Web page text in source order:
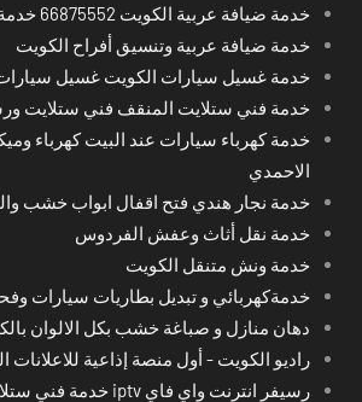
خدمة ضيافة عربية الكويت 66875552 خدمة فورية
خدمة ضيافة عربية وتنسيق أفراح الكويت
خدمة غسيل سيارات الكويت غسيل سيارات
خدمة فني ستلايت المنقف فني ستلايت
خدمة كهرباء سيارات عند البيت كهرباء
الاحمدي
خدمة نجار هندي فتح اقفال ابواب خشب
خدمة نقل أثاث وعفش الفردوس
خدمة ونش متنقل الكويت
خدمةكهربائي و تبديل بطاريات سيارات
دهان منازل و صباغة خشب بكل الالوان
راديو الكويت - أول منصة إذاعية للاعلانات
رسيفر انترنت واي فاي iptv خدمة فني ستلايت المنقف